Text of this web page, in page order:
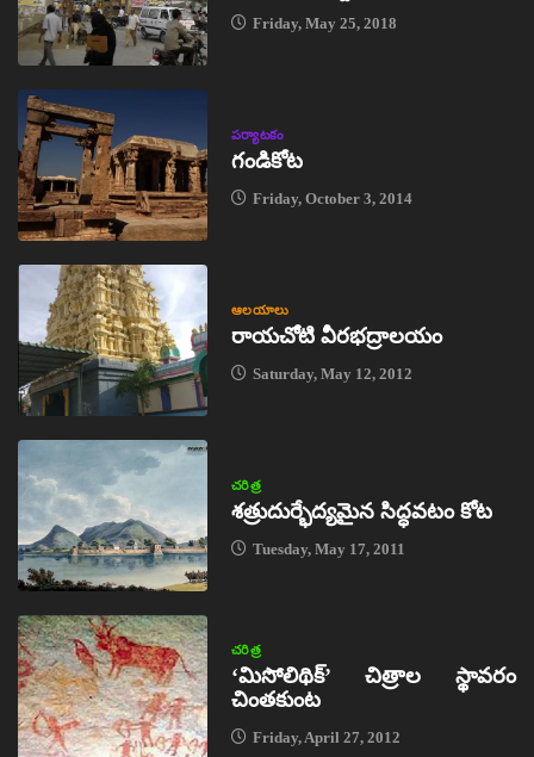
Friday, May 25, 2018
పర్యాటకం
గండికోట
Friday, October 3, 2014
ఆలయాలు
రాయచోటి వీరభద్రాలయం
Saturday, May 12, 2012
చరిత్ర
శత్రుదుర్భేద్యమైన సిద్ధవటం కోట
Tuesday, May 17, 2011
చరిత్ర
‘మిసోలిథిక్‌’ చిత్రాల స్థావరం
చింతకుంట
Friday, April 27, 2012